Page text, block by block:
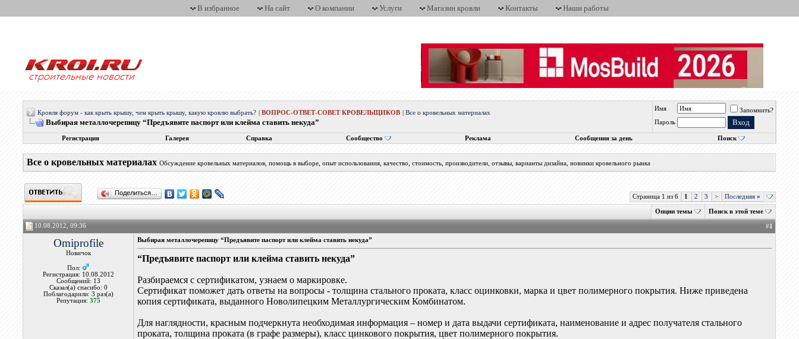
В избранное На сайт О компании Услуги Магазин кровли Контакты Наши работы
Кровля форум - как крыть крышу, чем крыть крышу, какую кровлю выбрать? |ВОПРОС-ОТВЕТ-СОВЕТ КРОВЕЛЬЩИКОВ |Все о кровельных материалах
Выбирая металлочерепицу “Предъявите паспорт или клейма ставить некуда”
Имя
Запомнить?
Пароль
Регистрация Галерея Справка Сообщество Реклама Сообщения за день Поиск
Все о кровельных материалах Обсуждение кровельных материалов, помощь в выборе, опыт использования, качество, стоимость, производители, отзывы, варианты дизайна, новинки кровельного рынка
Поделиться…
Страница 1 из 6 1 2 3 > Последняя»
Опции темы Поиск в этой теме
10.08.2012, 09:36 #1
Omiprofile
Новичок
Пол:
Регистрация: 10.08.2012
Сообщений: 13
Сказал(а) спасибо: 0
Поблагодарили: 3 раз(а)
Репутация: 375
Выбирая металлочерепицу “Предъявите паспорт или клейма ставить некуда”
“Предъявите паспорт или клейма ставить некуда”
Разбираемся с сертификатом, узнаем о маркировке.
Сертификат поможет дать ответы на вопросы - толщина стального проката, класс оцинковки, марка и цвет полимерного покрытия. Ниже приведена
копия сертификата, выданного Новолипецким Металлургическим Комбинатом.
Для наглядности, красным подчеркнута необходимая информация – номер и дата выдачи сертификата, наименование и адрес получателя стального
проката, толщина проката (в графе размеры), класс цинкового покрытия, цвет полимерного покрытия.